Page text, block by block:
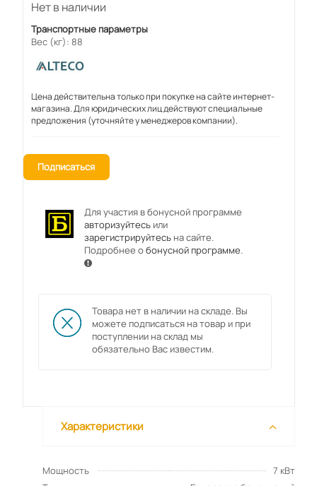
Нет в наличии
Транспортные параметры
Вес (кг): 88
Цена действительна только при покупке на сайте интернет-
магазина. Для юридических лиц действуют специальные
предложения (уточняйте у менеджеров компании).
Подписаться
Для участия в бонусной программе
авторизуйтесьили
зарегистрируйтесьна сайте.
Подробнее обонусной программе.
Товара нет в наличии на складе. Вы
можете подписаться на товар и при
поступлении на склад мы
обязательно Вас известим.
Характеристики
Мощность
7 кВт